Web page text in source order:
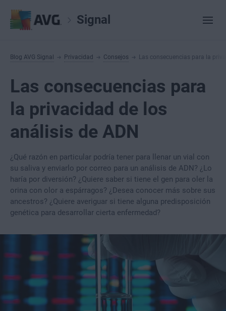
Signal
Blog AVG Signal Privacidad Consejos Las consecuencias para la
Las consecuencias para
la privacidad de los
análisis de ADN
¿Qué razón en particular podría tener para llenar un vial con
su saliva y enviarlo por correo para un análisis de ADN? ¿Lo
haría por diversión? ¿Quiere saber si tiene el gen para oler la
orina con olor a espárragos? ¿Desea conocer más sobre sus
ancestros? ¿Quiere averiguar si tiene alguna predisposición
genética para desarrollar cierta enfermedad?